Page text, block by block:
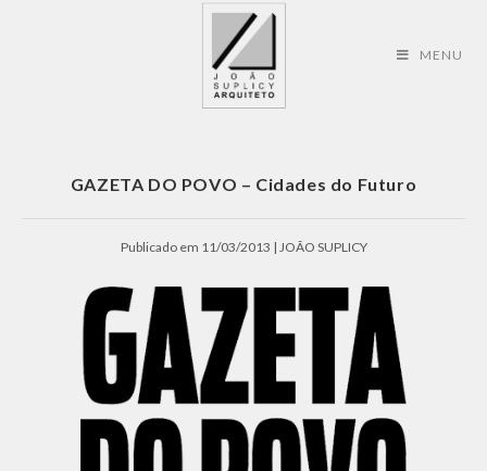
MENU
GAZETA DO POVO – Cidades do Futuro
Publicado em 11/03/2013 | JOÃO SUPLICY